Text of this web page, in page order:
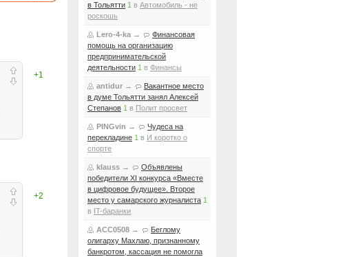
+1
+2
в Тольятти 1 в Автомобиль - не
роскошь
Lero-4-ka →
Финансовая
помощь на организацию
предпринимательской
деятельности 1 в Финансы
antidur →
Вакантное место
в думе Тольятти занял Алексей
Степанов 1 в Полит просвет
PINGvin →
Чудеса на
перекладине 1 в И коротко о
спорте
klauss →
Объявлены
победители XI конкурса «Вместе
в цифровое будущее». Второе
место у самарского журналиста 1
в IT-баранки
ACC0508 →
Беглому
олигарху Махлаю, признанному
банкротом, кассация не помогла